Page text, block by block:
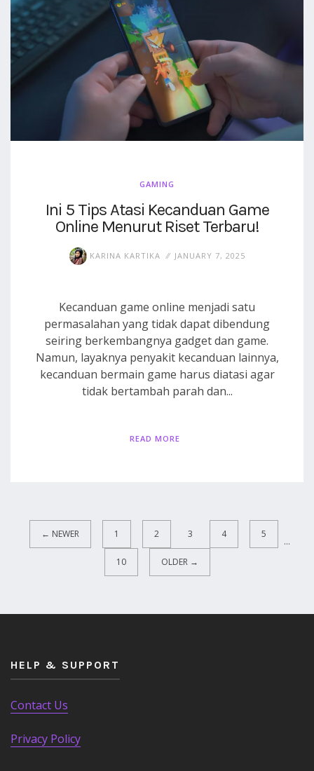
GAMING
Ini 5 Tips Atasi Kecanduan Game
Online Menurut Riset Terbaru!
KARINA KARTIKA JANUARY 7, 2025
Kecanduan game online menjadi satu
permasalahan yang tidak dapat dibendung
seiring berkembangnya gadget dan game.
Namun, layaknya penyakit kecanduan lainnya,
kecanduan bermain game harus diatasi agar
tidak bertambah parah dan...
READ MORE
← NEWER 1 2 3 4 5
...
10
OLDER →
HELP & SUPPORT
Contact Us
Privacy Policy